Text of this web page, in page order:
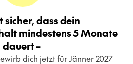
sicher, dass dein
mindestens 5 Monate
dauert –
dich jetzt für Jänner 2027